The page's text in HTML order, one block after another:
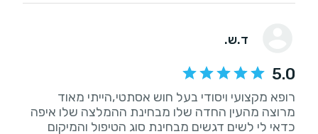
ד.ש.
5.0
רופא מקצועי ויסודי בעל חוש אסתטי,הייתי מאוד
מרוצה מהעין החדה שלו מבחינת ההמלצה שלו איפה
כדאי לי לשים דגשים מבחינת סוג הטיפול והמיקום